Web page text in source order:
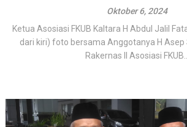
Oktober 6, 2024
Ketua Asosiasi FKUB Kaltara H Abdul Jalil
dari kiri) foto bersama Anggotanya H Asep
Rakernas II Asosiasi FKUB...